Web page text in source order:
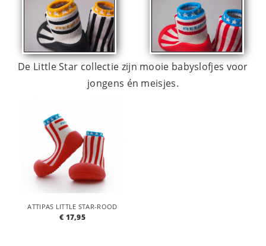
De Little Star collectie zijn mooie babyslofjes voor
jongens én meisjes.
ATTIPAS LITTLE STAR-ROOD
€ 17,95